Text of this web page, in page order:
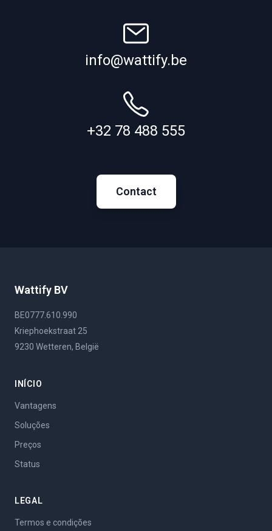
info@wattify.be
+32 78 488 555
Contact
Wattify BV
BE0777.610.990
Kriephoekstraat 25
9230 Wetteren, België
INÍCIO
Vantagens
Soluções
Preços
Status
LEGAL
Termos e condições